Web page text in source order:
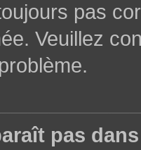
pas
Veuillez
pas